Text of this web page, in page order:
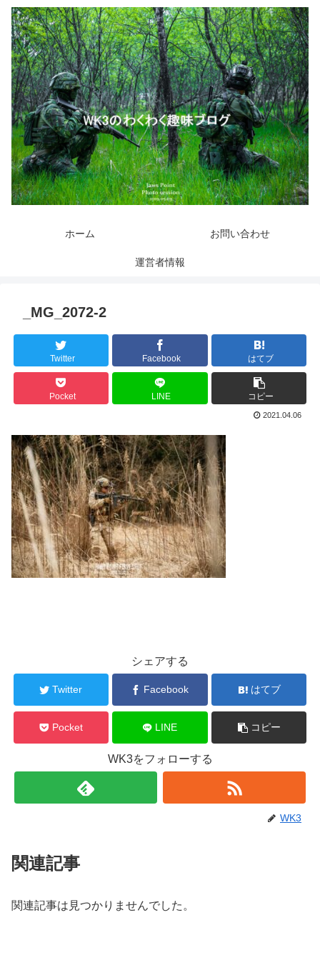
ホーム お問い合わせ
運営者情報
_MG_2072-2
Twitter Facebook はてブ
Pocket LINE コピー
2021.04.06
シェアする
Twitter Facebook はてブ
Pocket LINE コピー
WK3をフォローする
WK3
関連記事
関連記事は見つかりませんでした。